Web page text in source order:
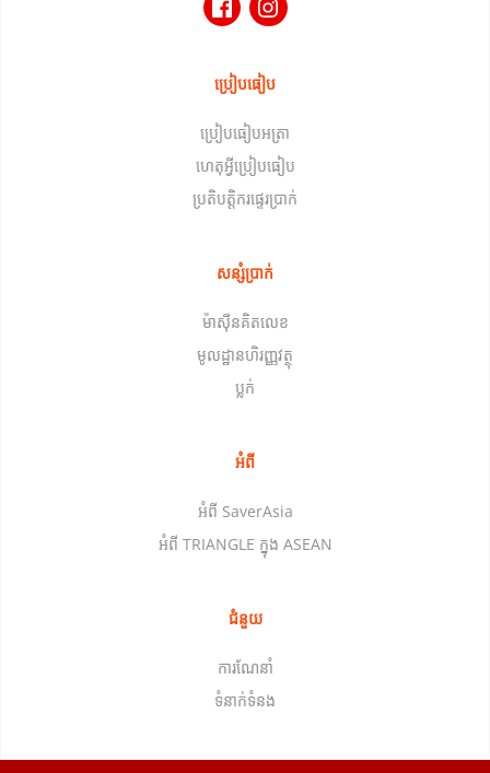
ប្រៀបធៀប
ប្រៀបធៀបអត្រា
ហេតុអ្វីប្រៀបធៀប
ប្រតិបត្តិករផ្ទេរប្រាក់
សន្សំប្រាក់
ម៉ាស៊ីនគិតលេខ
មូលដ្ឋានហិរញ្ញវត្ថុ
ប្លក់
អំពី
អំពី SaverAsia
អំពី TRIANGLE ក្នុង ASEAN
ជំនួយ
ការណែនាំ
ទំនាក់ទំនង